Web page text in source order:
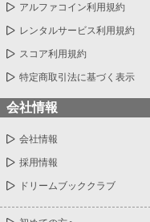
アルファコイン利用規約
レンタルサービス利用規約
スコア利用規約
特定商取引法に基づく表示
会社情報
会社情報
採用情報
ドリームブッククラブ